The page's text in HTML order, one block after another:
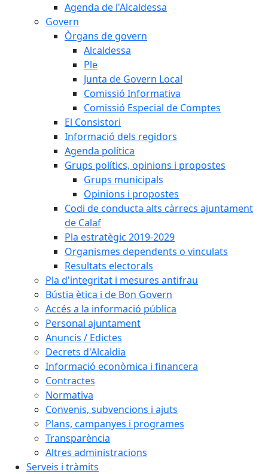
Agenda de l'Alcaldessa
Govern
Òrgans de govern
Alcaldessa
Ple
Junta de Govern Local
Comissió Informativa
Comissió Especial de Comptes
El Consistori
Informació dels regidors
Agenda política
Grups polítics, opinions i propostes
Grups municipals
Opinions i propostes
Codi de conducta alts càrrecs ajuntament
de Calaf
Pla estratègic 2019-2029
Organismes dependents o vinculats
Resultats electorals
Pla d'integritat i mesures antifrau
Bústia ètica i de Bon Govern
Accés a la informació pública
Personal ajuntament
Anuncis / Edictes
Decrets d'Alcaldia
Informació econòmica i financera
Contractes
Normativa
Convenis, subvencions i ajuts
Plans, campanyes i programes
Transparència
Altres administracions
Serveis i tràmits